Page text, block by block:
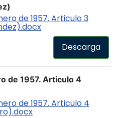
de 1957. Articulo 3
Descarga
de 1957. Articulo 4
de 1957. Articulo 4